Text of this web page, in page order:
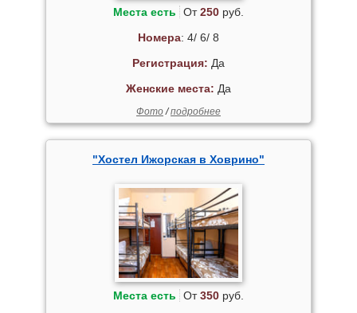
Места есть От250руб.
Номера: 4/ 6/ 8
Регистрация: Да
Женские места: Да
Фото/подробнее
"Хостел Ижорская в Ховрино"
Места есть От350руб.